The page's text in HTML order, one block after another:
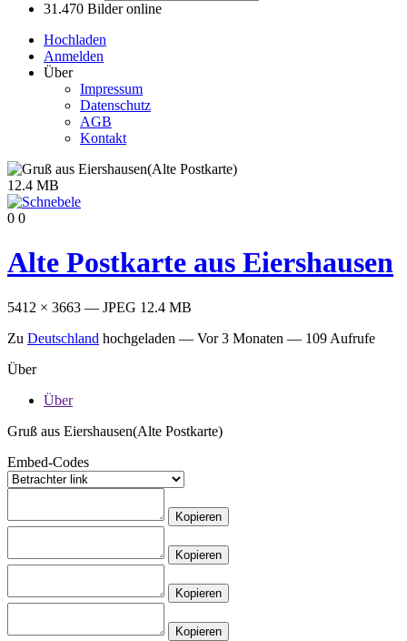
31.470 Bilder online
Hochladen
Anmelden
Über
Impressum
Datenschutz
AGB
Kontakt
12.4 MB
0 0
Alte Postkarte aus Eiershausen
5412 × 3663 — JPEG 12.4 MB
Zu Deutschland hochgeladen — Vor 3 Monaten — 109 Aufrufe
Über
Über
Gruß aus Eiershausen(Alte Postkarte)
Embed-Codes
Kopieren
Kopieren
Kopieren
Kopieren